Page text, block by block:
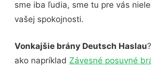
sme iba ľudia, sme tu pre vás
vašej spokojnosti.
Vonkajšie brány Deutsch Haslau
ako napríklad Závesné posuvné